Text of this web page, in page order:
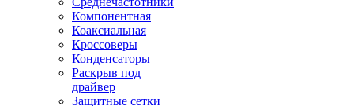
Компонентная
Коаксиальная
Кроссоверы
Конденсаторы
Раскрыв под
драйвер
Защитные сетки